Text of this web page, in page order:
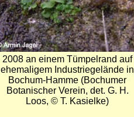
2008 an einem Tümpelrand auf
ehemaligem Industriegelände in
Bochum-Hamme (Bochumer
Botanischer Verein, det. G. H.
Loos, © T. Kasielke)